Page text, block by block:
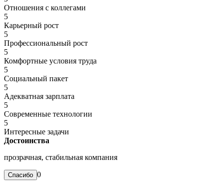
Отношения с коллегами
5
Карьерный рост
5
Профессиональный рост
5
Комфортные условия труда
5
Социальный пакет
5
Адекватная зарплата
5
Современные технологии
5
Интересные задачи
Достоинства
прозрачная, стабильная компания
0